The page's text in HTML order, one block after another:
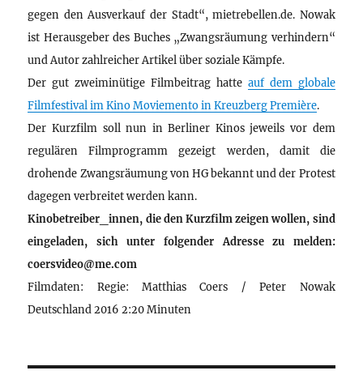
gegen den Ausverkauf der Stadt“, mietrebellen.de. Nowak
ist Herausgeber des Buches „Zwangsräumung verhindern“
und Autor zahlreicher Artikel über soziale Kämpfe.
Der gut zweiminütige Filmbeitrag hatte auf dem globale
Filmfestival im Kino Moviemento in Kreuzberg Première.
Der Kurzfilm soll nun in Berliner Kinos jeweils vor dem
regulären Filmprogramm gezeigt werden, damit die
drohende Zwangsräumung von HG bekannt und der Protest
dagegen verbreitet werden kann.
Kinobetreiber_innen, die den Kurzfilm zeigen wollen, sind
eingeladen, sich unter folgender Adresse zu melden:
coersvideo@me.com
Filmdaten: Regie: Matthias Coers / Peter Nowak
Deutschland 2016 2:20 Minuten